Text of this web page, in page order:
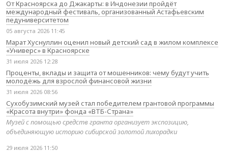
От Красноярска до Джакарты: в Индонезии пройдёт
международный фестиваль, организованный Астафьевским
педуниверситетом
05 августа 2026 11:45
Марат Хуснуллин оценил новый детский сад в жилом комплексе
«Универс» в Красноярске
31 июля 2026 12:28
Проценты, вклады и защита от мошенников: чему будут учить
молодёжь для взрослой финансовой жизни
31 июля 2026 08:56
Сухобузимский музей стал победителем грантовой программы
«Красота внутри» фонда «ВТБ-Страна»
Музей с помощью средств гранта организует экспозицию,
объединяющую историю сибирской золотой лихорадки
29 июля 2026 11:50